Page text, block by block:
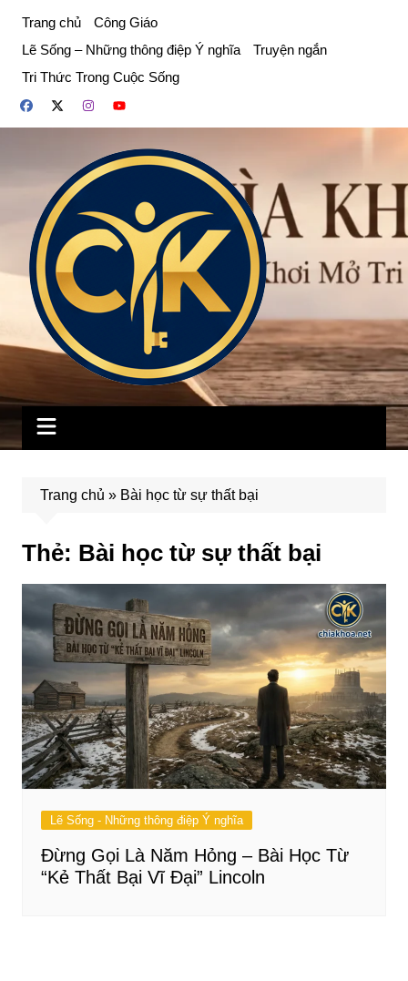
phần
dung
Trang chủ
Công Giáo
Lẽ Sống – Những thông điệp Ý nghĩa
Truyện ngắn
Tri Thức Trong Cuộc Sống
Trang chủ » Bài học từ sự thất bại
Thẻ: Bài học từ sự thất bại
Lẽ Sống - Những thông điệp Ý nghĩa
Đừng Gọi Là Năm Hỏng – Bài Học Từ
“Kẻ Thất Bại Vĩ Đại” Lincoln